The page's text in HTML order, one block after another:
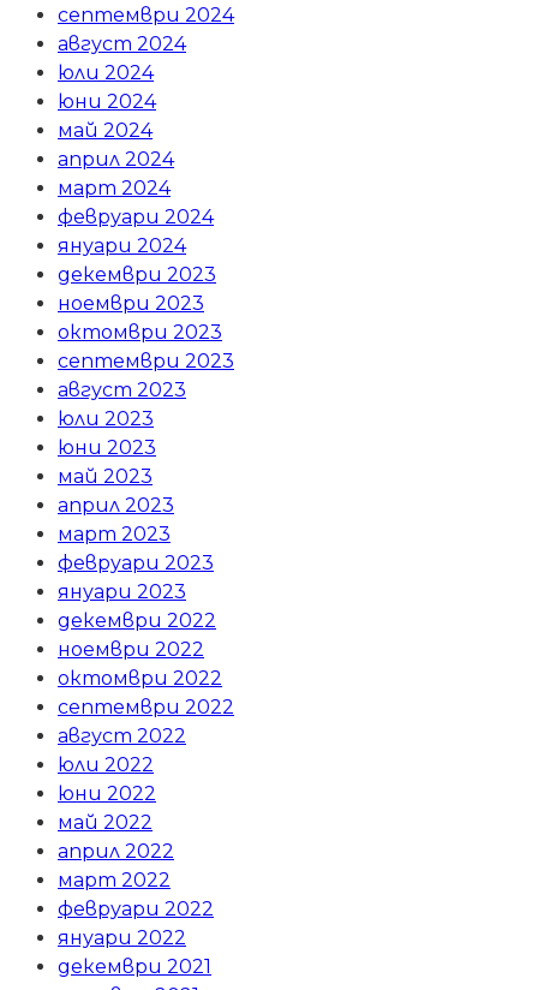
септември 2024
август 2024
юли 2024
юни 2024
май 2024
април 2024
март 2024
февруари 2024
януари 2024
декември 2023
ноември 2023
октомври 2023
септември 2023
август 2023
юли 2023
юни 2023
май 2023
април 2023
март 2023
февруари 2023
януари 2023
декември 2022
ноември 2022
октомври 2022
септември 2022
август 2022
юли 2022
юни 2022
май 2022
април 2022
март 2022
февруари 2022
януари 2022
декември 2021